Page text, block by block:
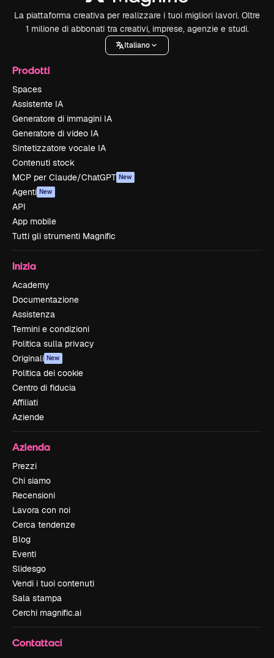
La piattaforma creativa per realizzare i tuoi migliori lavori. Oltre
1 milione di abbonati tra creativi, imprese, agenzie e studi.
Italiano
Prodotti
Spaces
Assistente IA
Generatore di immagini IA
Generatore di video IA
Sintetizzatore vocale IA
Contenuti stock
MCP per Claude/ChatGPT New
Agenti New
API
App mobile
Tutti gli strumenti Magnific
Inizia
Academy
Documentazione
Assistenza
Termini e condizioni
Politica sulla privacy
Originali New
Politica dei cookie
Centro di fiducia
Affiliati
Aziende
Azienda
Prezzi
Chi siamo
Recensioni
Lavora con noi
Cerca tendenze
Blog
Eventi
Slidesgo
Vendi i tuoi contenuti
Sala stampa
Cerchi magnific.ai
Contattaci